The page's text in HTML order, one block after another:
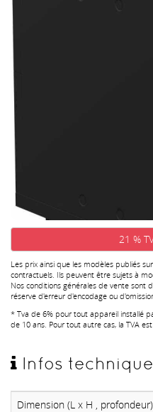
21 %
Les prix ainsi que les modèles publiés
contractuels. Ils peuvent être sujets à
Nos conditions générales de vente sont
réserve d'erreur d'encodage ou
* Tva de 6% pour tout appareil installé
de 10 ans. Pour tout autre cas, la TVA est
Infos
Dimension (L x H ,